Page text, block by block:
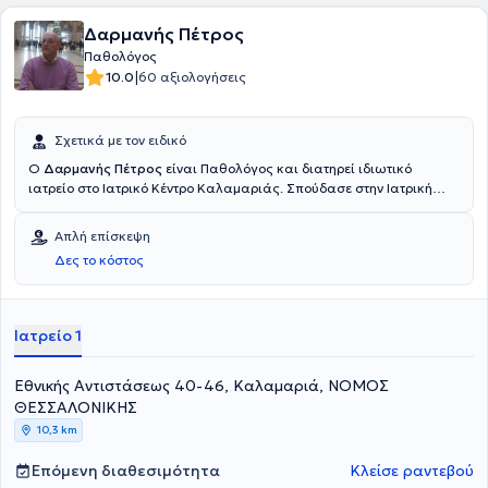
νοσοκομείο Παπαγεωργίου κατά τη διετία 2005-2007. Στη
συνέχεια, μετά τη συνεργασία του με το Ιατρικό Διαβαλκανικό
Κέντρο Θεσσαλονίκης, διετέλεσε για μια τριετία Διευθυντής και
Επιστημονικός Υπεύθυνος του Παθολογικού Τμήματος της Κλινικής
ΘΕΡΜΗ.
Δαρμανής Πέτρος
Παθολόγος
10.0|60 αξιολογήσεις
Σχετικά με τον ειδικό
O Δαρμανής Πέτρος είναι Παθολόγος και διατηρεί ιδιωτικό
ιατρείο στο Ιατρικό Κέντρο Καλαμαριάς. Σπούδασε στην Ιατρική
ειδικεύτηκε στην Παθολογία στο Πανεπιστημιακό Γενικό Νοσοκομείο
ΑΧΕΠΑ Θεσσαλονίκης. Διαθέτει πολυετή εμπειρία και κατάρτιση
ενώ εξειδικεύεται στην υπερλιπιδαιμία, στην αρτηριακή υπέρταση
και στο μεταβολικό σύνδρομο.
Απλή επίσκεψη
Δες το κόστος
Ιατρείο 1
Εθνικής Αντιστάσεως 40-46, Καλαμαριά, ΝΟΜΟΣ
ΘΕΣΣΑΛΟΝΙΚΗΣ
10,3 km
Επόμενη διαθεσιμότητα Κλείσε ραντεβού